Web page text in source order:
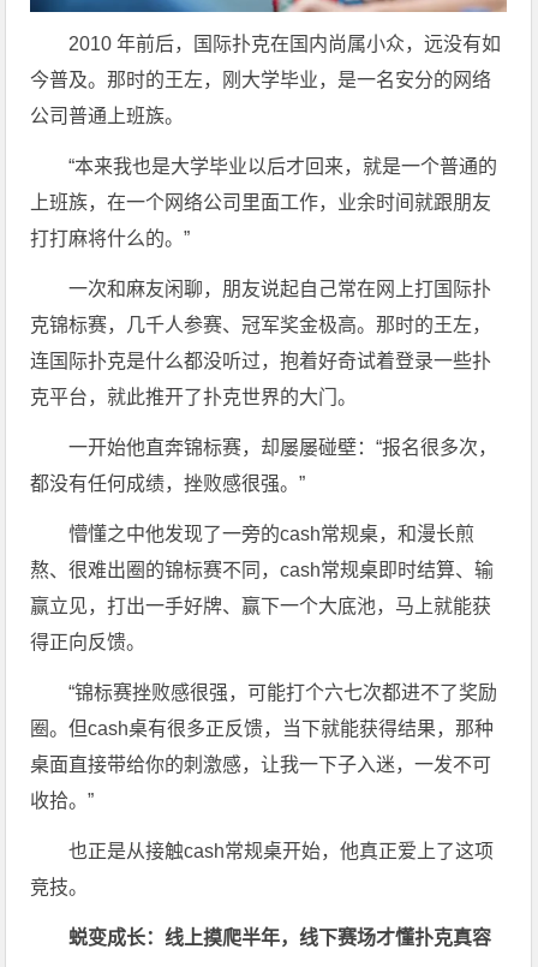
2010 年前后，国际扑克在国内尚属小众，远没有如
今普及。那时的王左，刚大学毕业，是一名安分的网络
公司普通上班族。
“本来我也是大学毕业以后才回来，就是一个普通的
上班族，在一个网络公司里面工作，业余时间就跟朋友
打打麻将什么的。”
一次和麻友闲聊，朋友说起自己常在网上打国际扑
克锦标赛，几千人参赛、冠军奖金极高。那时的王左，
连国际扑克是什么都没听过，抱着好奇试着登录一些扑
克平台，就此推开了扑克世界的大门。
一开始他直奔锦标赛，却屡屡碰壁：“报名很多次，
都没有任何成绩，挫败感很强。”
懵懂之中他发现了一旁的cash常规桌，和漫长煎
熬、很难出圈的锦标赛不同，cash常规桌即时结算、输
赢立见，打出一手好牌、赢下一个大底池，马上就能获
得正向反馈。
“锦标赛挫败感很强，可能打个六七次都进不了奖励
圈。但cash桌有很多正反馈，当下就能获得结果，那种
桌面直接带给你的刺激感，让我一下子入迷，一发不可
收拾。”
也正是从接触cash常规桌开始，他真正爱上了这项
竞技。
蜕变成长：线上摸爬半年，线下赛场才懂扑克真容